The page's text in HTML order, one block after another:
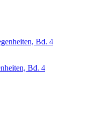
Bd. 4